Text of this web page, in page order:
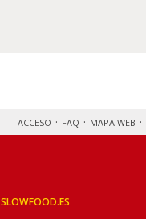
ACCESO FAQ MAPA WEB
SLOWFOOD.ES